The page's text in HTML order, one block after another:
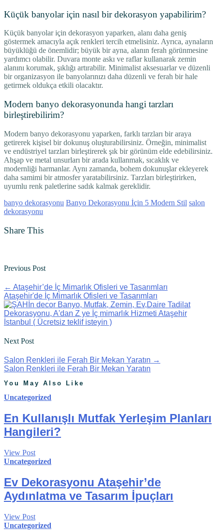
Küçük banyolar için nasıl bir dekorasyon yapabilirim?
Küçük banyolar için dekorasyon yaparken, alanı daha geniş
göstermek amacıyla açık renkleri tercih etmelisiniz. Ayrıca, aynaların
büyüklüğü de önemlidir; büyük bir ayna, alanın ferah görünmesine
yardımcı olabilir. Duvara monte askı ve raflar kullanarak zemin
alanını korumak, şıklığı artırabilir. Minimalist aksesuarlar ve düzenli
bir organizasyon ile banyolarınızı daha düzenli ve ferah bir hale
getirmek oldukça etkili olacaktır.
Modern banyo dekorasyonunda hangi tarzları
birleştirebilirim?
Modern banyo dekorasyonu yaparken, farklı tarzları bir araya
getirerek kişisel bir dokunuş oluşturabilirsiniz. Örneğin, minimalist
ve endüstriyel tarzları birleştirerek şık bir görünüm elde edebilirsiniz.
Ahşap ve metal unsurları bir arada kullanmak, sıcaklık ve
modernliği harmanlar. Aynı zamanda, bohem dokunuşlar ekleyerek
daha samimi bir atmosfer yaratabilirsiniz. Tarzları birleştirirken,
uyumlu renk paletlerine sadık kalmak gereklidir.
banyo dekorasyonu Banyo Dekorasyonu İçin 5 Modern Stil salon
dekorasyonu
Share This
Previous Post
← Ataşehir’de İç Mimarlık Ofisleri ve Tasarımları
Ataşehir'de İç Mimarlık Ofisleri ve Tasarımları
Next Post
Salon Renkleri ile Ferah Bir Mekan Yaratın →
Salon Renkleri ile Ferah Bir Mekan Yaratın
You May Also Like
Uncategorized
En Kullanışlı Mutfak Yerleşim Planları
Hangileri?
View Post
Uncategorized
Ev Dekorasyonu Ataşehir’de
Aydınlatma ve Tasarım İpuçları
View Post
Uncategorized